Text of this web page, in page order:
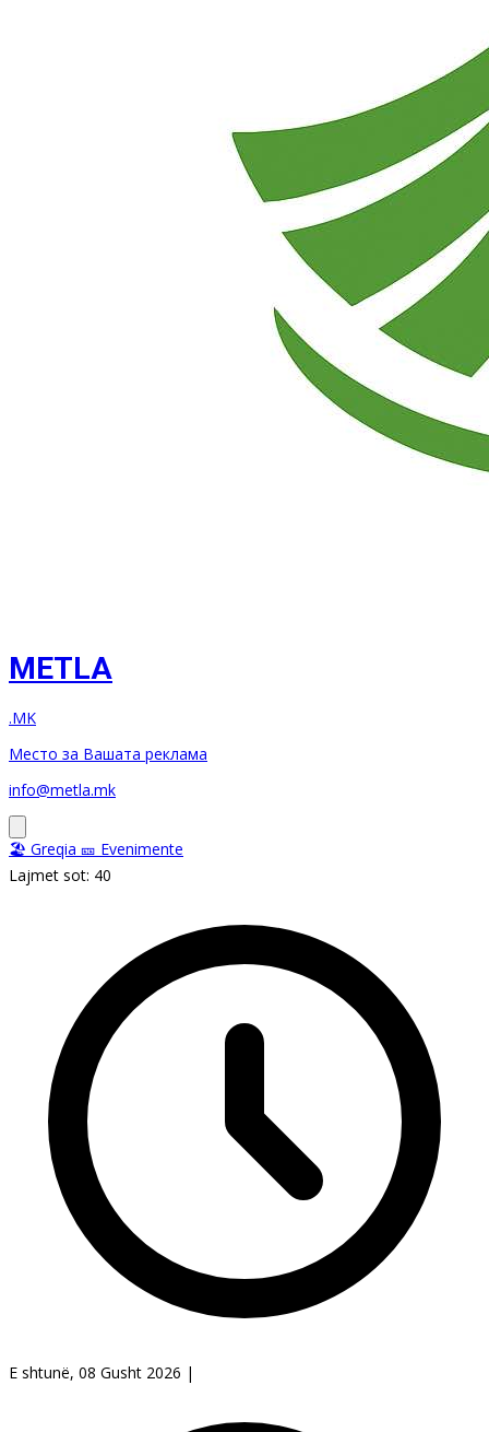
METLA
.MK
Место за Вашата реклама
info@metla.mk
🏖️ Greqia 🎫 Evenimente
Lajmet sot: 40
E shtunë, 08 Gusht 2026 |